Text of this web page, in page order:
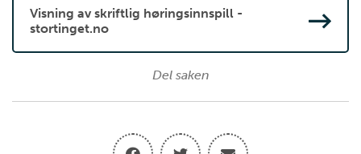
Visning av skriftlig høringsinnspill -
stortinget.no
Del saken